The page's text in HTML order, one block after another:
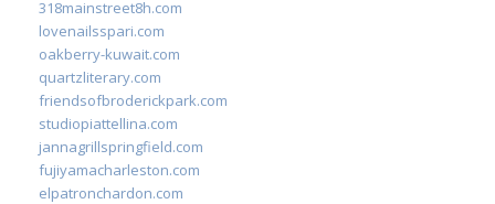
318mainstreet8h.com
lovenailsspari.com
oakberry-kuwait.com
quartzliterary.com
friendsofbroderickpark.com
studiopiattellina.com
jannagrillspringfield.com
fujiyamacharleston.com
elpatronchardon.com